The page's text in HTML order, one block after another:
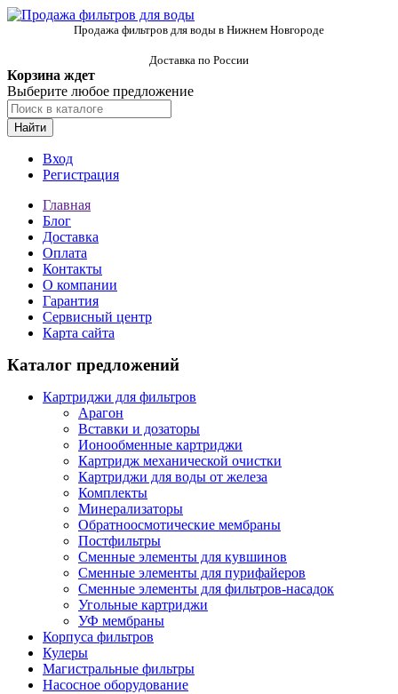
Продажа фильтров для воды в Нижнем Новгороде
Доставка по России
Корзина ждет
Выберите любое предложение
Найти
Вход
Регистрация
Главная
Блог
Доставка
Оплата
Контакты
О компании
Гарантия
Сервисный центр
Карта сайта
Каталог предложений
Картриджи для фильтров
Арагон
Вставки и дозаторы
Ионообменные картриджи
Картридж механической очистки
Картриджи для воды от железа
Комплекты
Минерализаторы
Обратноосмотические мембраны
Постфильтры
Сменные элементы для кувшинов
Сменные элементы для пурифайеров
Сменные элементы для фильтров-насадок
Угольные картриджи
УФ мембраны
Корпуса фильтров
Кулеры
Магистральные фильтры
Насосное оборудование